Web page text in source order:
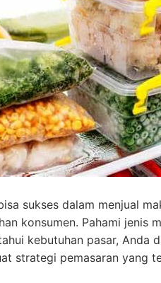
sukses dalam menjual
konsumen. Pahami jenis
kebutuhan pasar, Anda
strategi pemasaran yang